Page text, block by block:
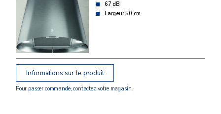
67 dB
Largeur 50 cm
Informations sur le produit
Pour passer commande, contactez votre magasin.